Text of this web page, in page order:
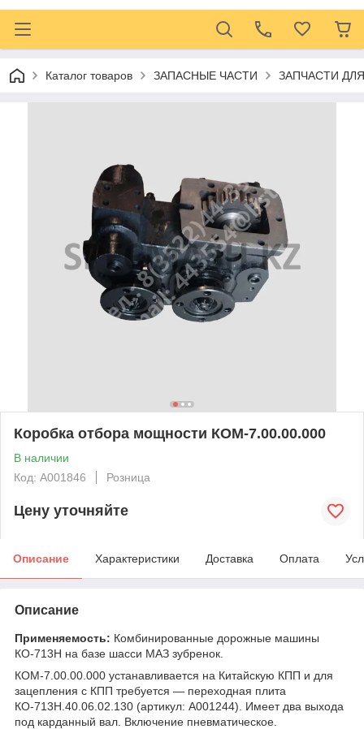
Каталог товаров ЗАПАСНЫЕ ЧАСТИ ЗАПЧАСТИ
Коробка отбора мощности КОМ-7.00.00.000
В наличии
Код: А001846
Розница
Цену уточняйте
Описание Характеристики Доставка Оплата
Описание
Применяемость: Комбинированные дорожные машины
КО-713Н на базе шасси МАЗ зубренок.
КОМ-7.00.00.000 устанавливается на Китайскую КПП и для
зацепления с КПП требуется — переходная плита
КО-713Н.40.06.02.130 (артикул: А001244). Имеет два выхода
под карданный вал. Включение пневматическое.